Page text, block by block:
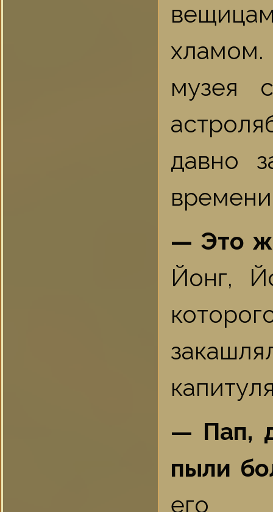
музея
давно
— Это
Йонг,
— Пап,
пыли
его